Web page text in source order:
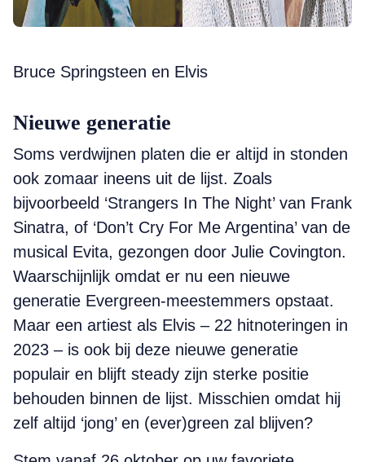
Bruce Springsteen en Elvis
Nieuwe generatie
Soms verdwijnen platen die er altijd in stonden
ook zomaar ineens uit de lijst. Zoals
bijvoorbeeld ‘Strangers In The Night’ van Frank
Sinatra, of ‘Don’t Cry For Me Argentina’ van de
musical Evita, gezongen door Julie Covington.
Waarschijnlijk omdat er nu een nieuwe
generatie Evergreen-­meestemmers opstaat.
Maar een artiest als Elvis – 22 hitnoteringen in
2023 – is ook bij deze nieuwe generatie
populair en blijft steady zijn sterke positie
behouden binnen de lijst. Misschien omdat hij
zelf altijd ‘jong’ en (ever)green zal blijven?